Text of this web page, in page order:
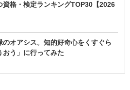
資格・検定ランキングTOP30【2026
のオアシス。知的好奇心をくすぐら
おう」に行ってみた